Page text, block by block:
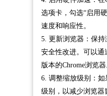
选项卡，勾选“启用
速度和响应性。
5. 更新浏览器：保
安全性改进。可以通
版本的Chrome浏览器
6. 调整缩放级别：
级别，以减少浏览